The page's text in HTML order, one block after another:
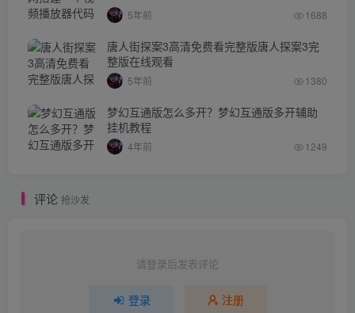
5年前 1688
唐人街探案3高清免费看完整版唐人探案3完
整版在线观看
5年前 1380
梦幻互通版怎么多开？梦幻互通版多开辅助
挂机教程
4年前 1249
评论 抢沙发
请登录后发表评论
登录 注册